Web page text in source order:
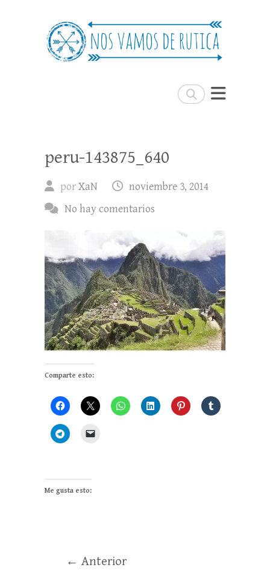
Buscar
Nos Vamos de Rutica
peru-143875_640
porXaN
noviembre 3, 2014
No hay comentarios
Comparte esto:
Me gusta esto:
← Anterior